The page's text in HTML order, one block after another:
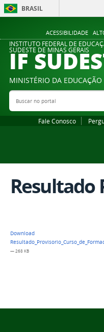
ACESSIBILIDADE
BRASIL
INSTITUTO FEDERAL DE
SUDESTE DE MINAS GERAIS
IF
MINISTÉRIO DA EDUCAÇÃO
Buscar no portal
Fale Conosco
Resultado
Download
— 268 KB